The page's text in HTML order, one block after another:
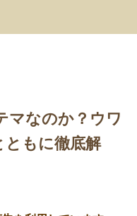
マなのか？ウワ
ともに徹底解